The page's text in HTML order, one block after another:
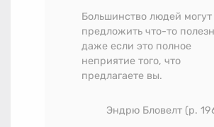
Большинство людей могут
предложить что-то
даже если это полное
неприятие того, что
предлагаете вы.
Эндрю Бловелт (р.